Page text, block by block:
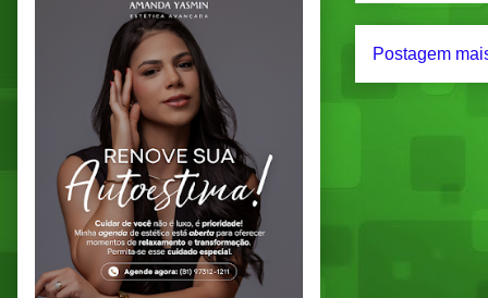
Postagem